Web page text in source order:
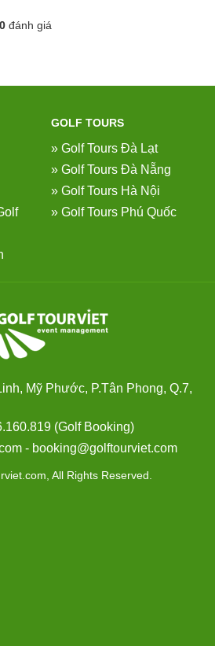
0 đánh giá
GOLF TOURS
» Golf Tours Đà Lạt
» Golf Tours Đà Nẵng
» Golf Tours Hà Nội
» Golf Tours Phú Quốc
Mỹ Phước, P.Tân Phong, Q.7,
(Golf Booking)
- booking@golftourviet.com
All Rights Reserved.